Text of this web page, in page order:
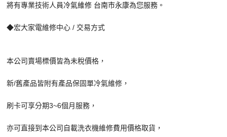
將有專業技術人員冷氣維修 台南市永康為您服務。
◆宏大家電維修中心 / 交易方式
本公司賣場標價皆為未稅價格，
新/舊產品皆附有產品保固單冷氣維修，
刷卡可享分期3~6個月服務，
亦可直接到本公司自載洗衣機維修費用價格取貨，